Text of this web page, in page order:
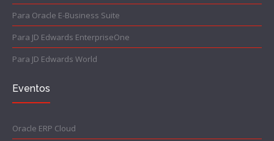
Para Oracle E-Business Suite
Para JD Edwards EnterpriseOne
Para JD Edwards World
Eventos
Oracle ERP Cloud